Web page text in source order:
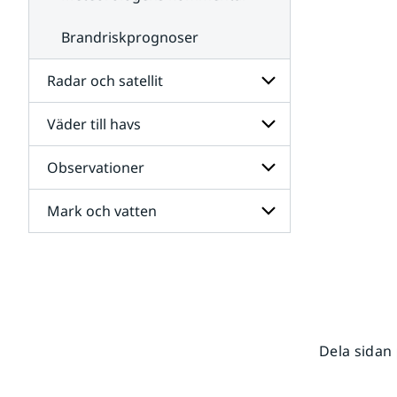
Brandriskprognoser
Radar och satellit
Undersidor
för
Radar
och
satellit
Väder till havs
Undersidor
för
Väder
till
havs
Observationer
Undersidor
för
Mark och vatten
Dela sidan